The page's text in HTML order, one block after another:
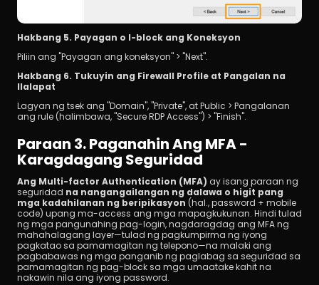
Hakbang 5. Payagan o I-block ang Koneksyon
Piliin ang "Payagan ang koneksyon" > "Next".
Hakbang 6. Tukuyin ang Firewall Profile at Pangalan na
Ilalapat
Lagyan ng tsek ang "Domain", "Private", at Public > Pangalanan
ang rule (halimbawa, "Secure RDP Access") > "Finish".
Paraan 3. Paganahin Ang MFA -
Karagdagang Seguridad
Ang Multi-factor Authentication (MFA) ay isang paraan ng
seguridad na nangangailangan ng dalawa o higit pang
mga kadahilanan ng beripikasyon (hal., password + mobile
code) upang ma-access ang mga mapagkukunan. Hindi tulad
ng mga pangunahing pag-login, nagdaragdag ang MFA ng
mahahalagang layer—tulad ng pagkumpirma ng iyong
pagkatao sa pamamagitan ng telepono—na malaki ang
pagbabawas ng mga panganib ng paglabag sa seguridad sa
pamamagitan ng pag-block sa mga umaatake kahit na
nakawin nila ang iyong password.